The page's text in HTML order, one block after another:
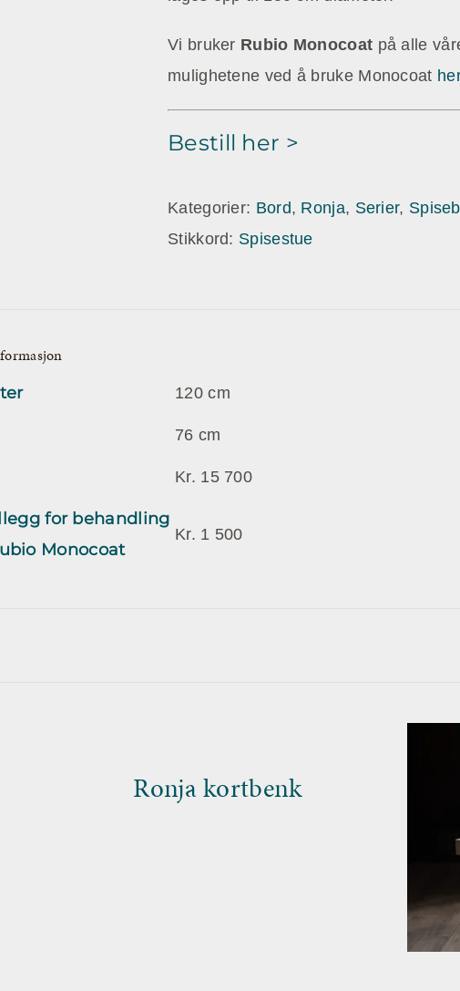
Vi bruker Rubio Monocoat på alle
mulighetene ved å bruke Monocoat her
Bestill her >
Kategorier: Bord, Ronja, Serier,
Stikkord: Spisestue
120 cm
76 cm
Kr. 15 700
for behandling
Monocoat
Kr. 1 500
Ronja kortbenk